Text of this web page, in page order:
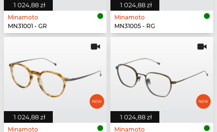
1 024,88 zł
Minamoto
MN31001 - GR
1 024,88 zł
Minamoto
MN31005 - RG
1 024,88 zł
Minamoto
1 024,88 zł
Minamoto